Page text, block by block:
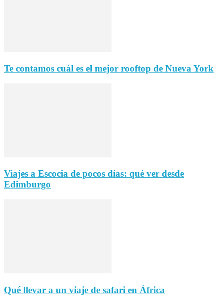
Te contamos cuál es el mejor rooftop de Nueva York
Viajes a Escocia de pocos días: qué ver desde
Edimburgo
Qué llevar a un viaje de safari en África